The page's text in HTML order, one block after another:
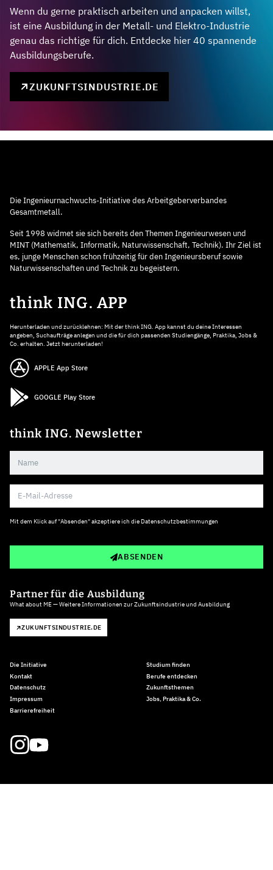
Wenn du gerne praktisch arbeiten und anpacken willst,
ist eine Ausbildung in der Metall- und Elektro-Industrie
genau das richtige für dich. Entdecke hier 40 spannende
Ausbildungsberufe.
ZUKUNFTSINDUSTRIE.DE
Die Ingenieurnachwuchs-Initiative des Arbeitgeberverbandes
Gesamtmetall.
Seit 1998 widmet sie sich bereits den Themen Ingenieurwesen und
MINT (Mathematik, Informatik, Naturwissenschaft, Technik). Ihr Ziel ist
es, junge Menschen schon frühzeitig für den Ingenieursberuf sowie
Naturwissenschaften und Technik zu begeistern.
think ING. APP
Herunterladen und zurücklehnen: Mit der think ING. App kannst du deine Interessen
angeben, Suchaufträge anlegen und die für dich passenden Studiengänge, Praktika, Jobs &
Co. erhalten. Jetzt herunterladen!
APPLE App Store
GOOGLE Play Store
think ING. Newsletter
Mit dem Klick auf "Absenden" akzeptiere ich die Datenschutzbestimmungen
ABSENDEN
Partner für die Ausbildung
What about ME — Weitere Informationen zur Zukunftsindustrie und Ausbildung
ZUKUNFTSINDUSTRIE.DE
Die Initiative
Kontakt
Datenschutz
Impressum
Barrierefreiheit
Studium finden
Berufe entdecken
Zukunftsthemen
Jobs, Praktika & Co.